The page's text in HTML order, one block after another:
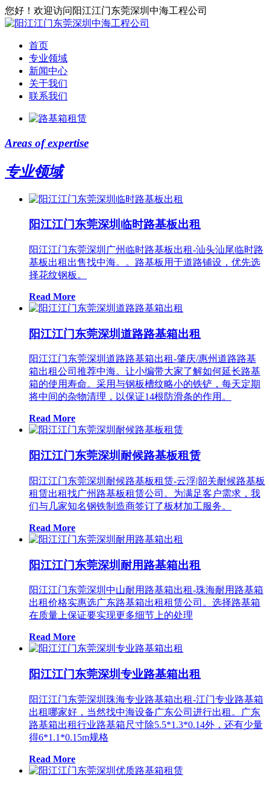
您好！欢迎访问阳江江门东莞深圳中海工程公司
首页
专业领域
新闻中心
关于我们
联系我们
Areas of expertise
专业领域
阳江江门东莞深圳临时路基板出租
阳江江门东莞深圳广州临时路基板出租-汕头汕尾临时路
基板出租出售找中海。。路基板用于道路铺设，优先选
择花纹钢板。
Read More
阳江江门东莞深圳道路路基箱出租
阳江江门东莞深圳道路路基箱出租-肇庆/惠州道路路基
箱出租公司推荐中海。让小编带大家了解如何延长路基
箱的使用寿命。采用与钢板槽纹略小的铁铲，每天定期
将中间的杂物清理，以保证14根防滑条的作用。
Read More
阳江江门东莞深圳耐候路基板租赁
阳江江门东莞深圳耐候路基板租赁-云浮|韶关耐候路基板
租赁出租找广州路基板租赁公司。为满足客户需求，我
们与几家知名钢铁制造商签订了板材加工服务。
Read More
阳江江门东莞深圳耐用路基箱出租
阳江江门东莞深圳中山耐用路基箱出租-珠海耐用路基箱
出租价格实惠选广东路基箱出租租赁公司。选择路基箱
在质量上保证要实现更多细节上的处理
Read More
阳江江门东莞深圳专业路基箱出租
阳江江门东莞深圳珠海专业路基箱出租-江门专业路基箱
出租哪家好，当然找中海设备广东公司进行出租。广东
路基箱出租行业路基箱尺寸除5.5*1.3*0.14外，还有少量
得6*1.1*0.15m规格
Read More